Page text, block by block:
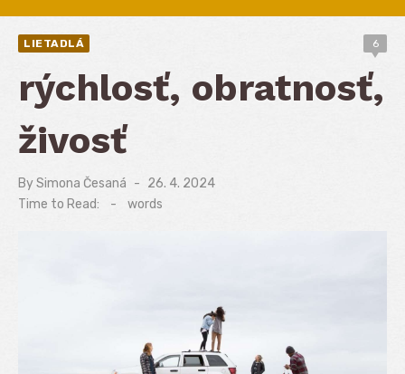
LIETADLÁ 6
rýchlosť, obratnosť,
živosť
BySimona Česaná
Posted
on
26. 4. 2024
Time to Read:
- words